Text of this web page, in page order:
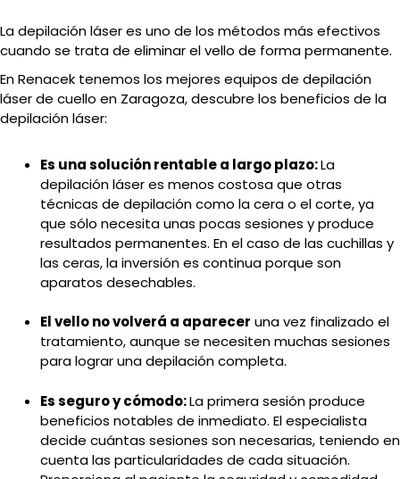
La depilación láser es uno de los métodos más efectivos
cuando se trata de eliminar el vello de forma permanente.
En Renacek tenemos los mejores equipos de depilación
láser de cuello en Zaragoza, descubre los beneficios de la
depilación láser:
Es una solución rentable a largo plazo:La
depilación láser es menos costosa que otras
técnicas de depilación como la cera o el corte, ya
que sólo necesita unas pocas sesiones y produce
resultados permanentes. En el caso de las cuchillas y
las ceras, la inversión es continua porque son
aparatos desechables.
El vello no volverá a aparecer una vez finalizado el
tratamiento, aunque se necesiten muchas sesiones
para lograr una depilación completa.
Es seguro y cómodo:La primera sesión produce
beneficios notables de inmediato. El especialista
decide cuántas sesiones son necesarias, teniendo en
cuenta las particularidades de cada situación.